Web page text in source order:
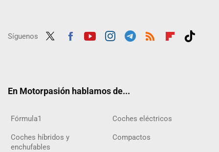
Síguenos
En Motorpasión hablamos de...
Fórmula1 Coches eléctricos
Coches híbridos y
enchufables
Compactos